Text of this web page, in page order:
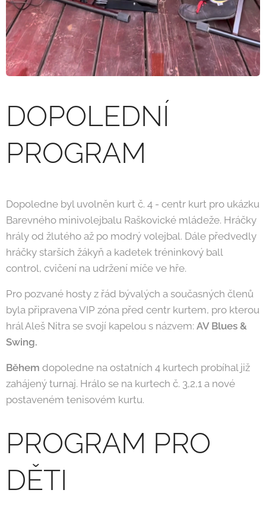
DOPOLEDNÍ
PROGRAM
Dopoledne byl uvolněn kurt č. 4 - centr kurt pro ukázku
Barevného minivolejbalu Raškovické mládeže. Hráčky
hrály od žlutého až po modrý volejbal. Dále předvedly
hráčky starších žákyň a kadetek tréninkový ball
control, cvičení na udržení míče ve hře.
Pro pozvané hosty z řád bývalých a současných členů
byla připravena VIP zóna před centr kurtem, pro kterou
hrál Aleš Nitra se svojí kapelou s názvem: AV Blues &
Swing.
Během dopoledne na ostatních 4 kurtech probíhal již
zahájený turnaj. Hrálo se na kurtech č. 3,2,1 a nové
postaveném tenisovém kurtu.
PROGRAM PRO
DĚTI